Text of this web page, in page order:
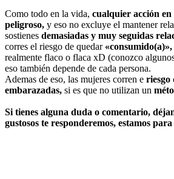
Como todo en la vida, cualquier acción en
peligroso, y eso no excluye el mantener
sostienes demasiadas y muy seguidas
corres el riesgo de quedar «consumido(a)»,
realmente flaco o flaca xD (conozco
eso también depende de cada persona.
Ademas de eso, las mujeres corren e riesgo
embarazadas, si es que no utilizan un
Si tienes alguna duda o comentario,
gustosos te responderemos, estamos